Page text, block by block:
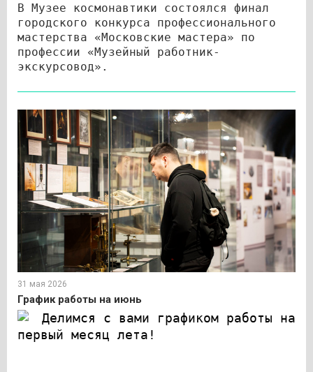
В Музее космонавтики состоялся финал
городского конкурса профессионального
мастерства «Московские мастера» по
профессии «Музейный работник-
экскурсовод».
31 мая 2026
График работы на июнь
Делимся с вами графиком работы на
первый месяц лета!